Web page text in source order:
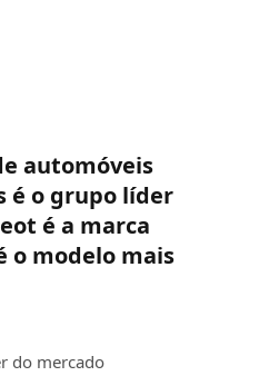
automóveis
é o grupo líder
é a marca
o modelo mais
do mercado